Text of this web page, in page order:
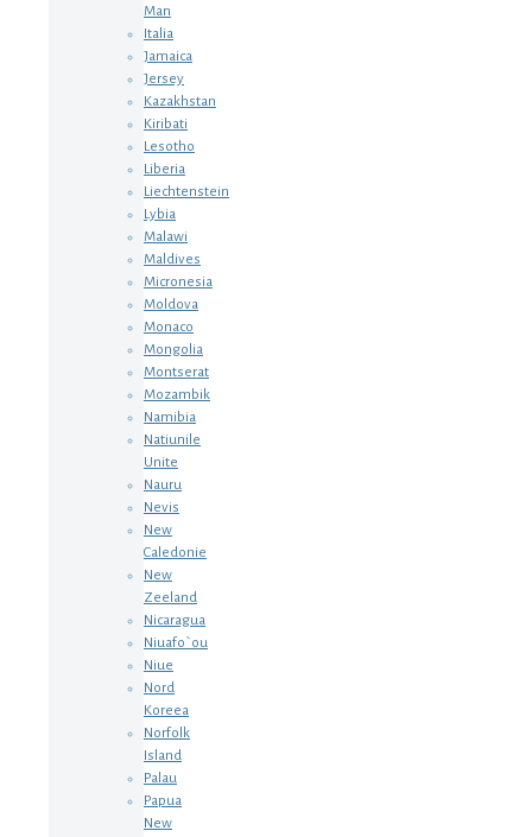
Man
Italia
Jamaica
Jersey
Kazakhstan
Kiribati
Lesotho
Liberia
Liechtenstein
Lybia
Malawi
Maldives
Micronesia
Moldova
Monaco
Mongolia
Montserat
Mozambik
Namibia
Natiunile
Unite
Nauru
Nevis
New
Caledonie
New
Zeeland
Nicaragua
Niuafo`ou
Niue
Nord
Koreea
Norfolk
Island
Palau
Papua
New